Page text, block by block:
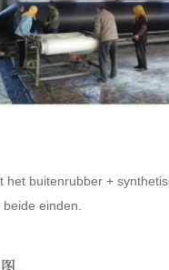
het buitenrubber +
einden.